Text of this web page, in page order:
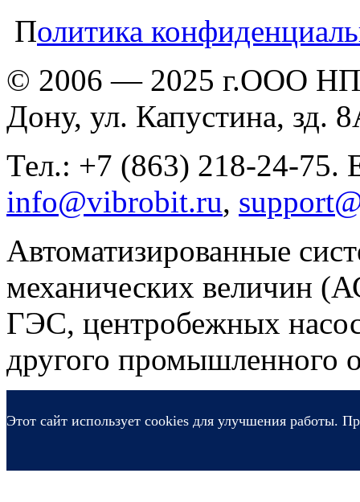
Политика
© 2006 — 2025 г.ООО
Дону, ул. Капустина, зд.
Тел.: +7 (863) 218-24-75.
info@vibrobit.ru,
Автоматизированные
механических величин
ГЭС, центробежных
другого промышленного
Этот сайт использует cookies для улучшения работы.